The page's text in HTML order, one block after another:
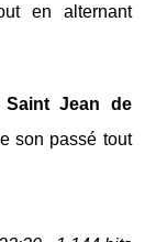
en alternant
Saint Jean de
son passé tout